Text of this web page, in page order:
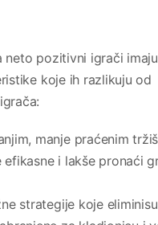
neto pozitivni igrači
koje ih razlikuju od
manje praćenim
efikasne i lakše pronaći
strategije koje